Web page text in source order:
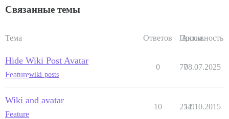
Связанные темы
Тема Ответов Просм.
Активность
Hide Wiki Post Avatar
Featurewiki-posts
0 7708.07.2025
Wiki and avatar
Feature
10 2541
12.10.2015